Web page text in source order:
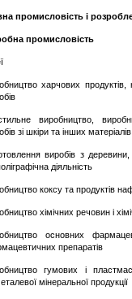
промисловість і
промисловість
харчових
виробництво,
зі шкіри та інших матеріалів
виробів з
діяльність
коксу та продуктів
хімічних речовин і
основних
препаратів
гумових і
мінеральної продукції